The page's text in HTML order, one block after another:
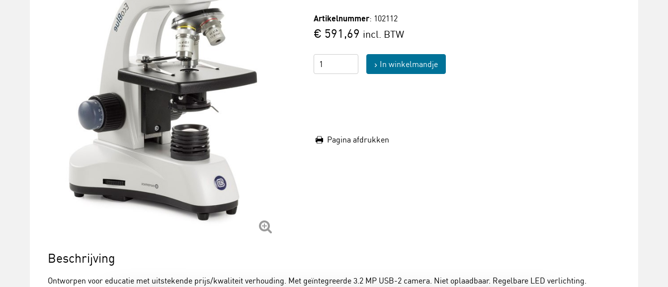
Artikelnummer: 102112
€ 591,69 incl. BTW
In winkelmandje
Pagina afdrukken
Beschrijving
Ontworpen voor educatie met uitstekende prijs/kwaliteit verhouding. Met geïntegreerde 3.2 MP USB-2 camera. Niet oplaadbaar. Regelbare LED verlichting.